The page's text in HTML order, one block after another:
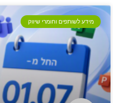
מידע לשותפים וחומרי שיווק